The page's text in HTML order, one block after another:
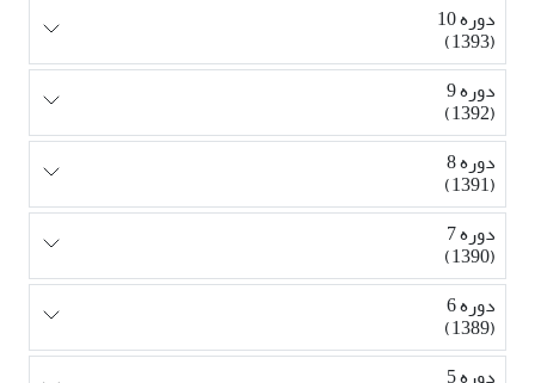
دوره 10
(1393)
دوره 9
(1392)
دوره 8
(1391)
دوره 7
(1390)
دوره 6
(1389)